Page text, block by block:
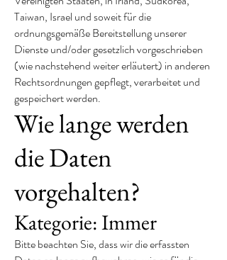
Taiwan, Israel und soweit für die
ordnungsgemäße Bereitstellung unserer
Dienste und/oder gesetzlich vorgeschrieben
(wie nachstehend weiter erläutert) in anderen
Rechtsordnungen gepflegt, verarbeitet und
gespeichert werden.
Wie lange werden
die Daten
vorgehalten?
Kategorie: Immer
Bitte beachten Sie, dass wir die erfassten